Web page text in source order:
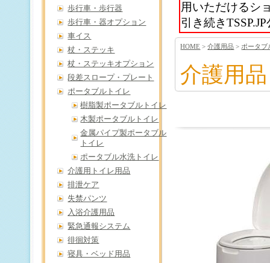
用いただけるシ
引き続き
HOME >介護用品 > ポータブ
介護用品
歩行車・歩行器
歩行車・器オプション
車イス
杖・ステッキ
杖・ステッキオプション
段差スロープ・プレート
ポータブルトイレ
樹脂製ポータブルトイレ
木製ポータブルトイレ
金属パイプ製ポータブル
トイレ
ポータブル水洗トイレ
介護用トイレ用品
排泄ケア
失禁パンツ
入浴介護用品
緊急通報システム
徘徊対策
寝具・ベッド用品